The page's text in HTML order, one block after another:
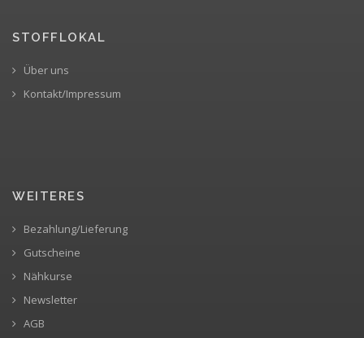
STOFFLOKAL
Über uns
Kontakt/Impressum
WEITERES
Bezahlung/Lieferung
Gutscheine
Nähkurse
Newsletter
AGB